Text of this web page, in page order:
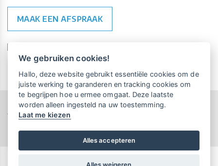
MAAK EEN AFSPRAAK
🇪🇺 🇧🇪
Copyright All Rights Reserved © 2015-2026 UP-TO-DATE
WebDesign
Privacy & Cookies
Locations Algemene Voorwaarden
We gebruiken cookies!
Hallo, deze website gebruikt essentiële cookies om de
juiste werking te garanderen en tracking cookies om
te begrijpen hoe u ermee omgaat. Deze laatste
worden alleen ingesteld na uw toestemming.
Laat me kiezen
Alles accepteren
Alles weigeren
een persoonlijke demo.
Maandelijks gratis opleidingen